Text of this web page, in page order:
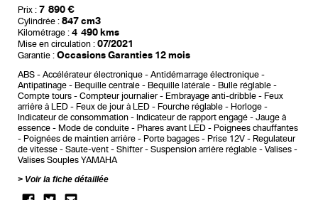
Prix : 7 890 €
Cylindrée : 847 cm3
Kilométrage : 4 490 kms
Mise en circulation : 07/2021
Garantie : Occasions Garanties 12 mois
ABS Accélérateur électronique
Antidémarrage électronique
Antipatinage
Bequille centrale Bequille latérale
Bulle réglable
Compte tours
Compteur journalier Embrayage anti-dribble
Feux
arrière à LED
Feux de jour à LED Fourche réglable
Horloge
Indicateur de consommation
Indicateur de rapport engagé
Jauge à
essence
Mode de conduite Phares avant LED
Poignees chauffantes
Poignées de maintien arrière
Porte bagages Prise 12V
Regulateur
de vitesse
Saute-vent Shifter Suspension arrière réglable
Valises
Valises Souples YAMAHA
Voir la fiche détaillée